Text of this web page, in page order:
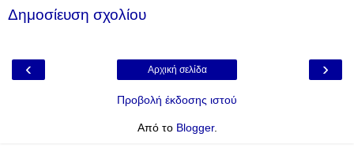
Δημοσίευση σχολίου
‹ ›
Αρχική σελίδα
Προβολή έκδοσης ιστού
Από το Blogger.